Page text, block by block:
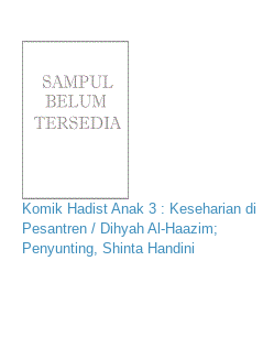
Komik Hadist Anak 3 : Keseharian di
Pesantren / Dihyah Al-Haazim;
Penyunting, Shinta Handini